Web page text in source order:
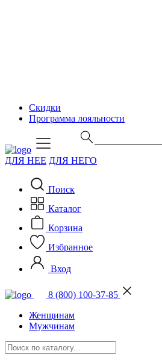
Скидки
Программа лояльности
ДЛЯ НЕЕ ДЛЯ НЕГО
Поиск
Каталог
Корзина
Избранное
Вход
8 (800) 100-37-85
Женщинам
Мужчинам